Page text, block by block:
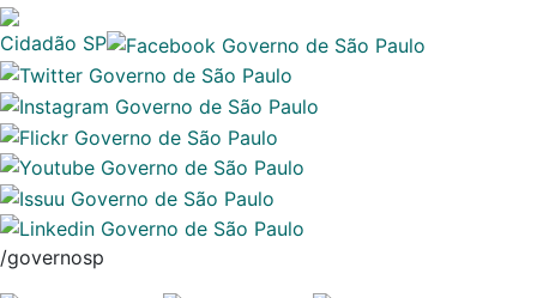
Cidadão SP
/governosp